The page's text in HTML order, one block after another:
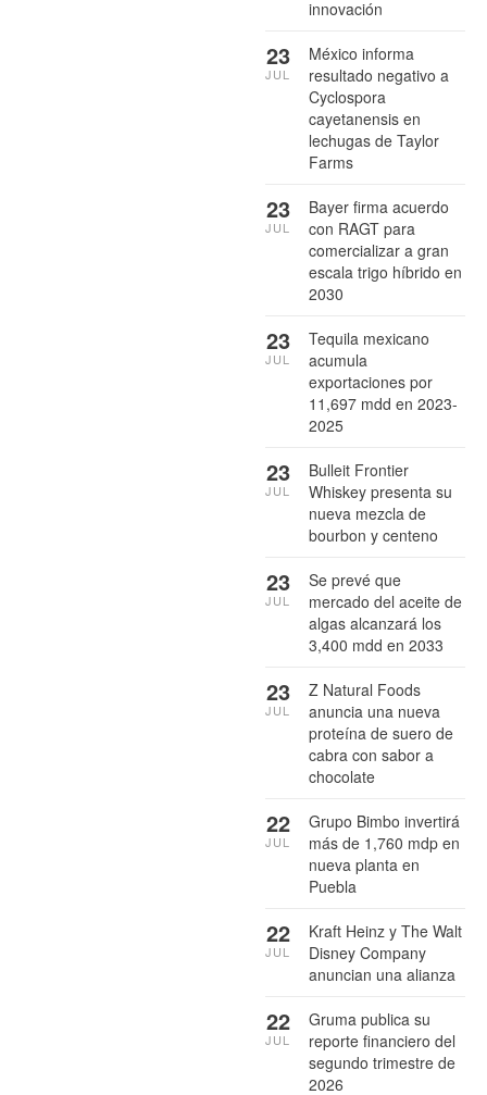
innovación
México informa
resultado negativo a
Cyclospora
cayetanensis en
lechugas de Taylor
Farms
23
JUL
Bayer firma acuerdo
con RAGT para
comercializar a gran
escala trigo híbrido en
2030
23
JUL
Tequila mexicano
acumula
exportaciones por
11,697 mdd en 2023-
2025
23
JUL
Bulleit Frontier
Whiskey presenta su
nueva mezcla de
bourbon y centeno
23
JUL
Se prevé que
mercado del aceite de
algas alcanzará los
3,400 mdd en 2033
23
JUL
Z Natural Foods
anuncia una nueva
proteína de suero de
cabra con sabor a
chocolate
23
JUL
Grupo Bimbo invertirá
más de 1,760 mdp en
nueva planta en
Puebla
22
JUL
Kraft Heinz y The Walt
Disney Company
anuncian una alianza
22
JUL
Gruma publica su
reporte financiero del
segundo trimestre de
2026
22
JUL